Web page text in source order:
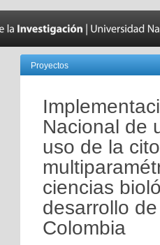
Proyectos
Nacional de
uso de la
ciencias
desarrollo
Colombia